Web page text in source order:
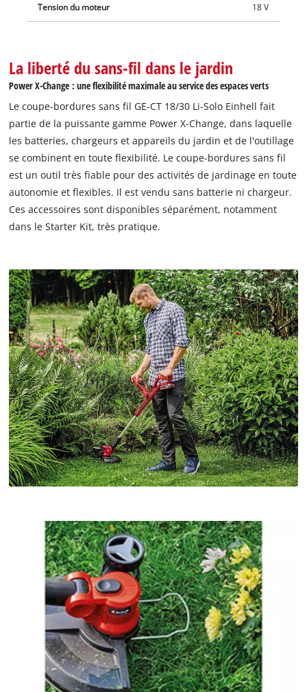
Tension du moteur 18 V
La liberté du sans-fil dans le jardin
Power X-Change : une flexibilité maximale au service des espaces verts
Le coupe-bordures sans fil GE-CT 18/30 Li-Solo Einhell fait
partie de la puissante gamme Power X-Change, dans laquelle
les batteries, chargeurs et appareils du jardin et de l'outillage
se combinent en toute flexibilité. Le coupe-bordures sans fil
est un outil très fiable pour des activités de jardinage en toute
autonomie et flexibles. Il est vendu sans batterie ni chargeur.
Ces accessoires sont disponibles séparément, notamment
dans le Starter Kit, très pratique.